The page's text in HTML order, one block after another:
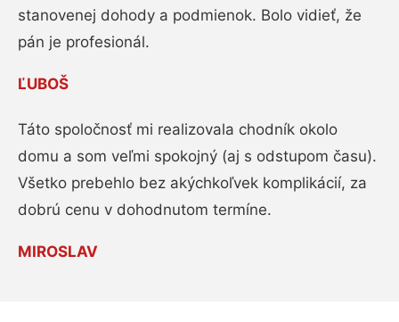
stanovenej dohody a podmienok. Bolo vidieť, že
pán je profesionál.
ĽUBOŠ
Táto spoločnosť mi realizovala chodník okolo
domu a som veľmi spokojný (aj s odstupom času).
Všetko prebehlo bez akýchkoľvek komplikácií, za
dobrú cenu v dohodnutom termíne.
MIROSLAV